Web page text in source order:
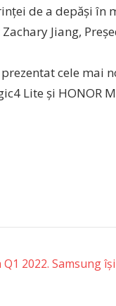
de a depăși în
Jiang,
cele mai
Lite și HONOR
2022. Samsung